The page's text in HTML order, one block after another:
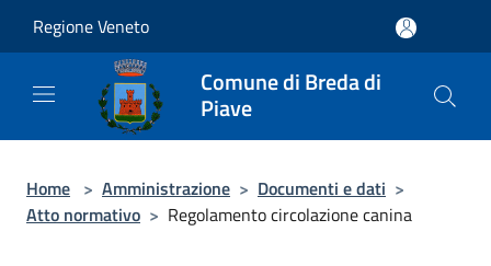
Regione Veneto
Comune di Breda di
Piave
Home > Amministrazione > Documenti e dati >
Atto normativo > Regolamento circolazione canina